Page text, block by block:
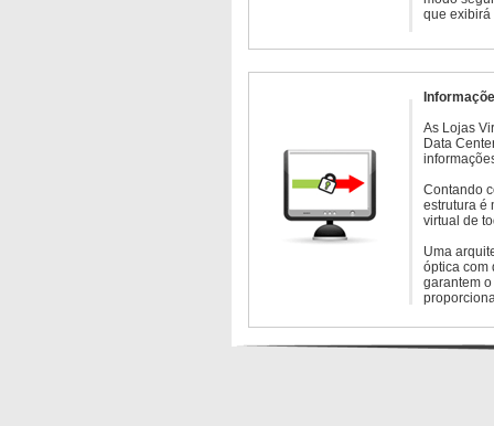
que exibirá
As Lojas
Data
Contando
estrutura é
virtual de
Uma
óptica com
garantem